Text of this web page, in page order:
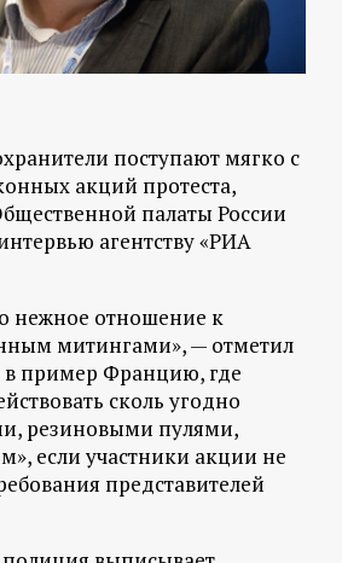
поступают мягко с
акций протеста,
палаты России
агентству «РИА
нежное отношение к
митингами», — отметил
пример Францию, где
сколь угодно
резиновыми пулями,
если участники акции не
представителей